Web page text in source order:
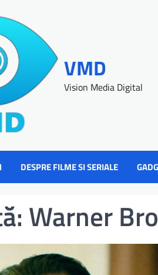
VMD
Vision Media Digital
DESPRE FILME SI SERIALE
Warner